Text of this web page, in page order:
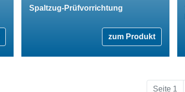
Spaltzug-Prüfvorrichtung
zum Produkt
Seite 1